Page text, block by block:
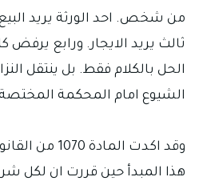
من شخص. احد الورثة يريد
ثالث يريد الايجار. ورابع يرفض
الحل بالكلام فقط. بل ينتقل
الشيوع امام المحكمة
وقد اكدت
هذا المبدأ حين قررت ان لكل